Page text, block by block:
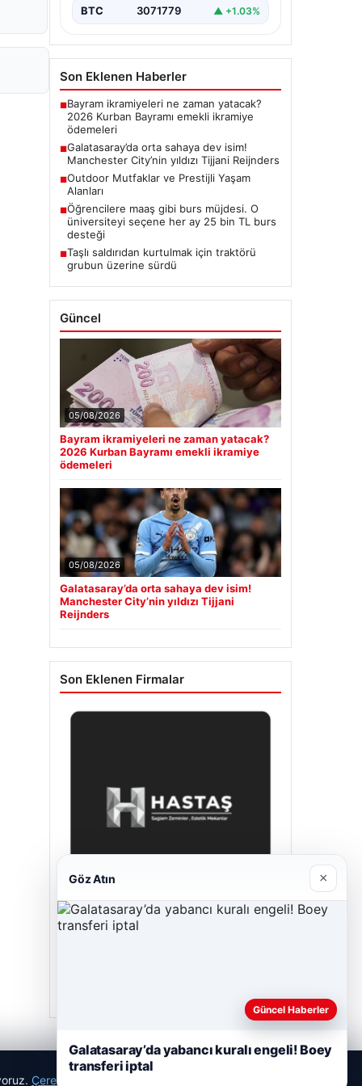
BTC 3071779 ▲ +1.03%
Son Eklenen Haberler
■Bayram ikramiyeleri ne zaman yatacak?
2026 Kurban Bayramı emekli ikramiye
ödemeleri
■Galatasaray’da orta sahaya dev isim!
Manchester City’nin yıldızı Tijjani Reijnders
■Outdoor Mutfaklar ve Prestijli Yaşam
Alanları
■Öğrencilere maaş gibi burs müjdesi. O
üniversiteyi seçene her ay 25 bin TL burs
desteği
■Taşlı saldırıdan kurtulmak için traktörü
grubun üzerine sürdü
Güncel
05/08/2026
Bayram ikramiyeleri ne zaman yatacak?
2026 Kurban Bayramı emekli ikramiye
ödemeleri
05/08/2026
Galatasaray’da orta sahaya dev isim!
Manchester City’nin yıldızı Tijjani
Reijnders
Son Eklenen Firmalar
Çerez Politikamız
Göz Atın ×
Güncel Haberler
Galatasaray’da yabancı kuralı engeli! Boey
transferi iptal